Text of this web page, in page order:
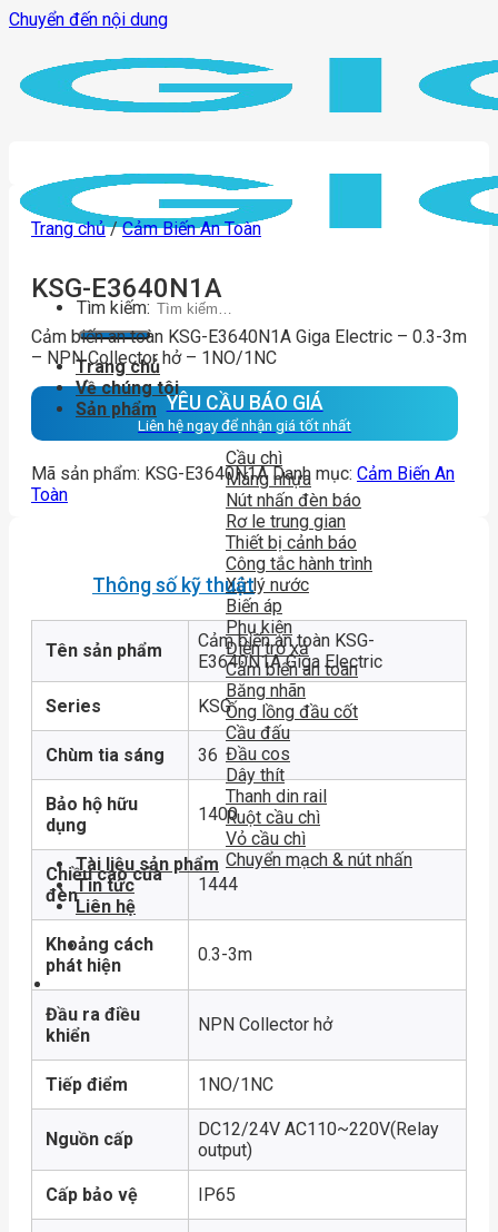
Chuyển đến nội dung
Tìm kiếm:
Trang chủ
Về chúng tôi
Sản phẩm
Cầu chì
Máng nhựa
Nút nhấn đèn báo
Rơ le trung gian
Thiết bị cảnh báo
Công tắc hành trình
Xử lý nước
Biến áp
Phụ kiện
Điện trở xả
Cảm biến an toàn
Băng nhãn
Ống lồng đầu cốt
Cầu đấu
Đầu cos
Dây thít
Thanh din rail
Ruột cầu chì
Vỏ cầu chì
Chuyển mạch & nút nhấn
Tài liệu sản phẩm
Tin tức
Liên hệ
Trang chủ / Cảm Biến An Toàn
KSG-E3640N1A
Cảm biến an toàn KSG-E3640N1A Giga Electric – 0.3-3m
– NPN Collector hở – 1NO/1NC
YÊU CẦU BÁO GIÁ
Liên hệ ngay để nhận giá tốt nhất
Mã sản phẩm: KSG-E3640N1A Danh mục: Cảm Biến An
Toàn
Thông số kỹ thuật
Tên sản phẩm
Cảm biến an toàn KSG-
E3640N1A Giga Electric
Series KSG
Chùm tia sáng 36
Bảo hộ hữu
dụng
1400
Chiều cao của
đèn
1444
Khoảng cách
phát hiện
0.3-3m
Đầu ra điều
khiển
NPN Collector hở
Tiếp điểm 1NO/1NC
Nguồn cấp
DC12/24V AC110~220V(Relay
output)
Cấp bảo vệ IP65